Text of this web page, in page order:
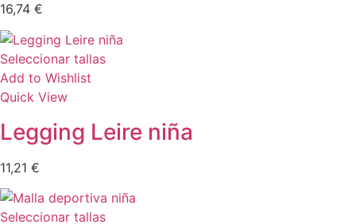
16,74 €
Seleccionar tallas
Add to Wishlist
Quick View
Legging Leire niña
11,21 €
Seleccionar tallas